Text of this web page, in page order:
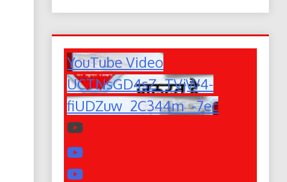
YouTube Video
UCTNsGD4sZ_TVjW4-
fiUDZuw_2C344m_-7ec